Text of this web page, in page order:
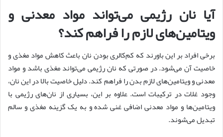
آیا نان رژیمی می‌تواند مواد معدنی و
ویتامین‌های لازم را فراهم کند؟
برخی افراد بر این باورند که کم‌کالری بودن نان باعث کاهش مواد مغذی و
خاصیت آن می‌شود. در صورتی که نان رژیمی می‌تواند مغذی باشد و مواد
معدنی و ویتامین‌های لازم بدن را فراهم کند. دلیل خاصیت بالا در این نان،
وجود غلات در ترکیبات است. علاوه بر این، بسیاری از نان‌های رژیمی با
ویتامین‌ها و مواد معدنی اضافی غنی‌ شده و به یک گزینه مغذی و سالم
تبدیل می‌شوند.